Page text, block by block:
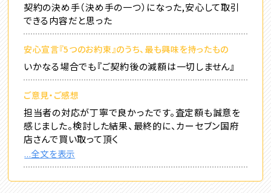
契約の決め手（決め手の一つ）になった,安心して取引
できる内容だと思った
安心宣言『5つのお約束』のうち、最も興味を持ったもの
いかなる場合でも『ご契約後の減額は一切しません』
ご意見・ご感想
担当者の対応が丁寧で良かったです。査定額も誠意を
感じました。検討した結果、最終的に、カーセブン国府
店さんで買い取って頂く
...全文を表示